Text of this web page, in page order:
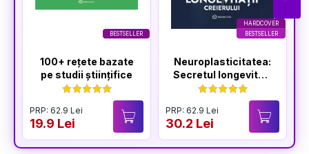
BESTSELLER
100+ rețete bazate
pe studii științifice
PRP: 62.9 Lei
19.9 Lei
HARDCOVER
BESTSELLER
Neuroplasticitatea:
Secretul longevității
creierului
PRP: 62.9 Lei
30.2 Lei